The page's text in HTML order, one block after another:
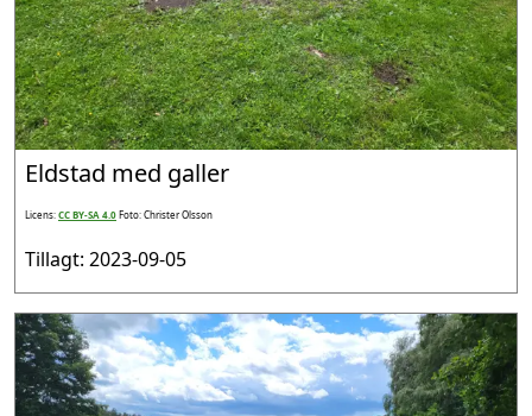
Eldstad med galler
Licens:CC BY-SA 4.0Foto: Christer Olsson
Tillagt: 2023-09-05